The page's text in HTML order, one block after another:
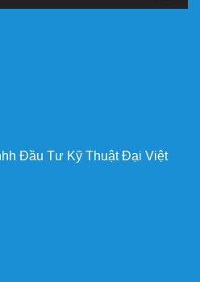
Đầu Tư Kỹ Thuật Đại Việt